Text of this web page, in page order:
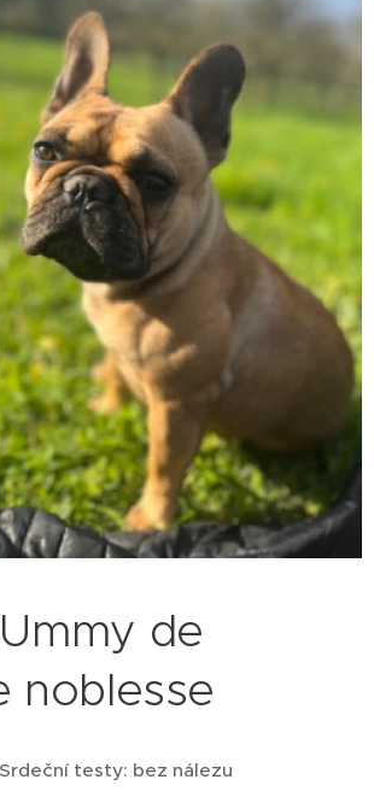
Ummy de
noblesse
testy: bez nálezu